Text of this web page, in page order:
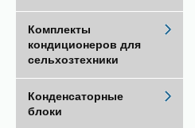
Комплекты
кондиционеров для
сельхозтехники
Конденсаторные
блоки